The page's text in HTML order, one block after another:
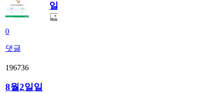
0
댓글
일
196736
8월2일일